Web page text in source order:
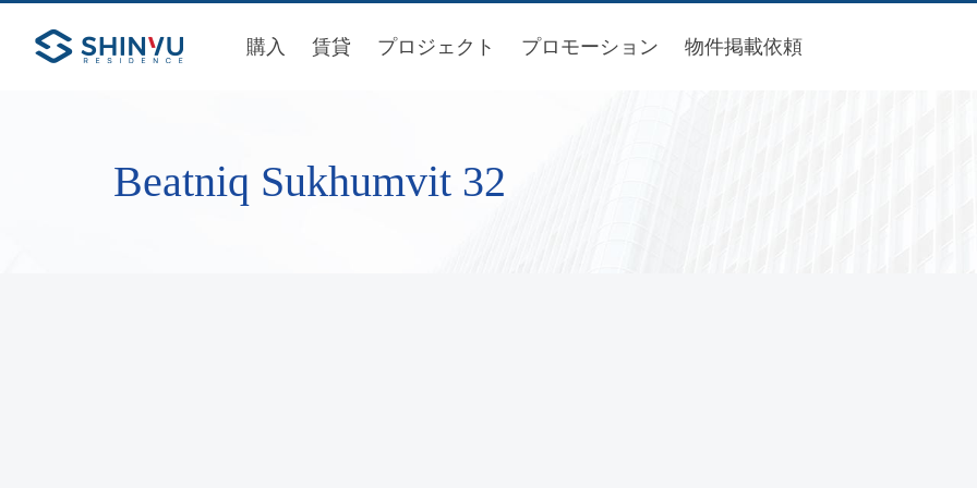
購入 賃貸 プロジェクト プロモーション 物件掲載依頼
Beatniq Sukhumvit 32